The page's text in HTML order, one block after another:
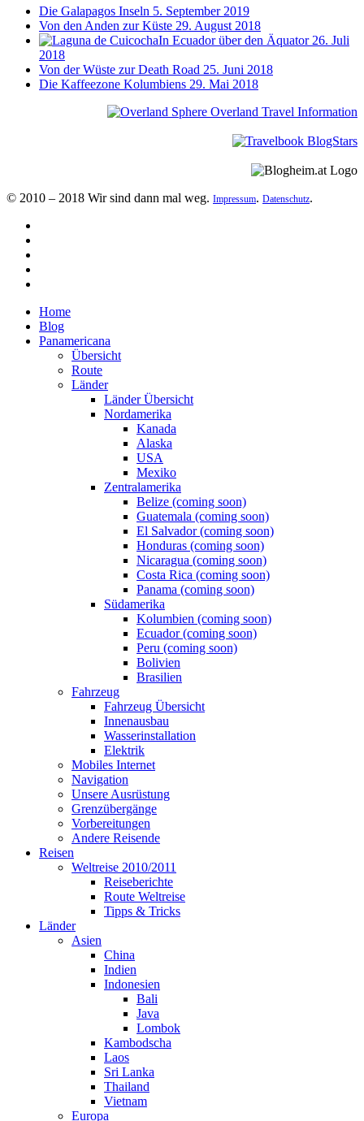
Die Galapagos Inseln 5. September 2019
Von den Anden zur Küste 29. August 2018
In Ecuador über den Äquator 26. Juli
2018
Von der Wüste zur Death Road 25. Juni 2018
Die Kaffeezone Kolumbiens 29. Mai 2018
© 2010 – 2018 Wir sind dann mal weg. Impressum. Datenschutz.
Home
Blog
Panamericana
Übersicht
Route
Länder
Länder Übersicht
Nordamerika
Kanada
Alaska
USA
Mexiko
Zentralamerika
Belize (coming soon)
Guatemala (coming soon)
El Salvador (coming soon)
Honduras (coming soon)
Nicaragua (coming soon)
Costa Rica (coming soon)
Panama (coming soon)
Südamerika
Kolumbien (coming soon)
Ecuador (coming soon)
Peru (coming soon)
Bolivien
Brasilien
Fahrzeug
Fahrzeug Übersicht
Innenausbau
Wasserinstallation
Elektrik
Mobiles Internet
Navigation
Unsere Ausrüstung
Grenzübergänge
Vorbereitungen
Andere Reisende
Reisen
Weltreise 2010/2011
Reiseberichte
Route Weltreise
Tipps & Tricks
Länder
Asien
China
Indien
Indonesien
Bali
Java
Lombok
Kambodscha
Laos
Sri Lanka
Thailand
Vietnam
Europa